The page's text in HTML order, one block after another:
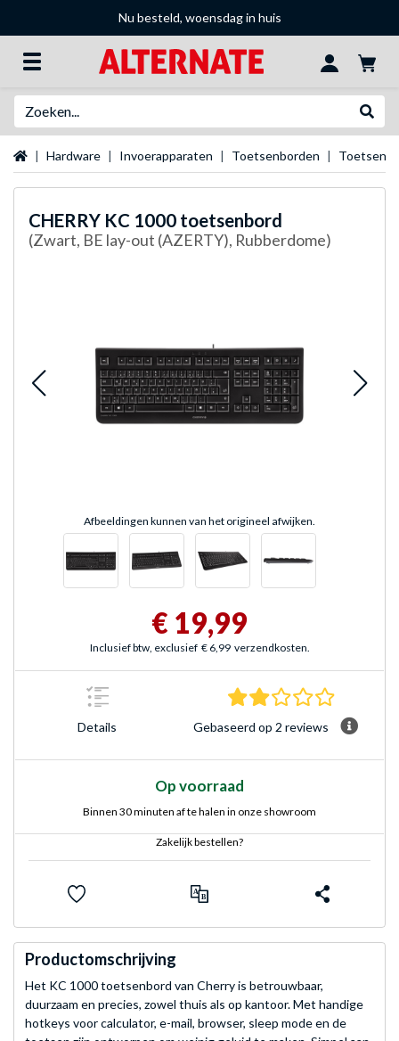
Nu besteld, woensdag in huis
Startpagina
Hardware Invoerapparaten Toetsenborden
CHERRY KC 1000 toetsenbord
(Zwart, BE lay-out (AZERTY), Rubberdome)
Afbeeldingen kunnen van het origineel afwijken.
€ 19,99
Inclusief btw, exclusief € 6,99 verzendkosten.
Details
2.0 sterren
Gebaseerd op 2 reviews
Op voorraad
Binnen 30 minuten af te halen in onze showroom
Zakelijk bestellen?
Productomschrijving
Het KC 1000 toetsenbord van Cherry is betrouwbaar,
duurzaam en precies, zowel thuis als op kantoor. Met handige
hotkeys voor calculator, e-mail, browser, sleep mode en de